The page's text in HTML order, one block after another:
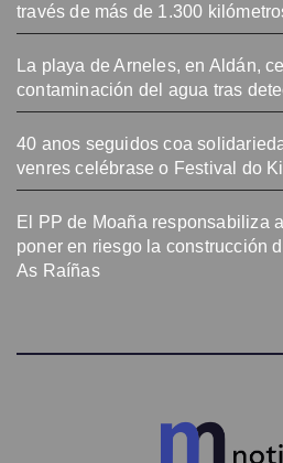
través de más de 1.300
La playa de Arneles, en Aldán,
contaminación del agua tras
40 anos seguidos coa
venres celébrase o Festival do
El PP de Moaña responsabiliza
poner en riesgo la construcción
As Raíñas